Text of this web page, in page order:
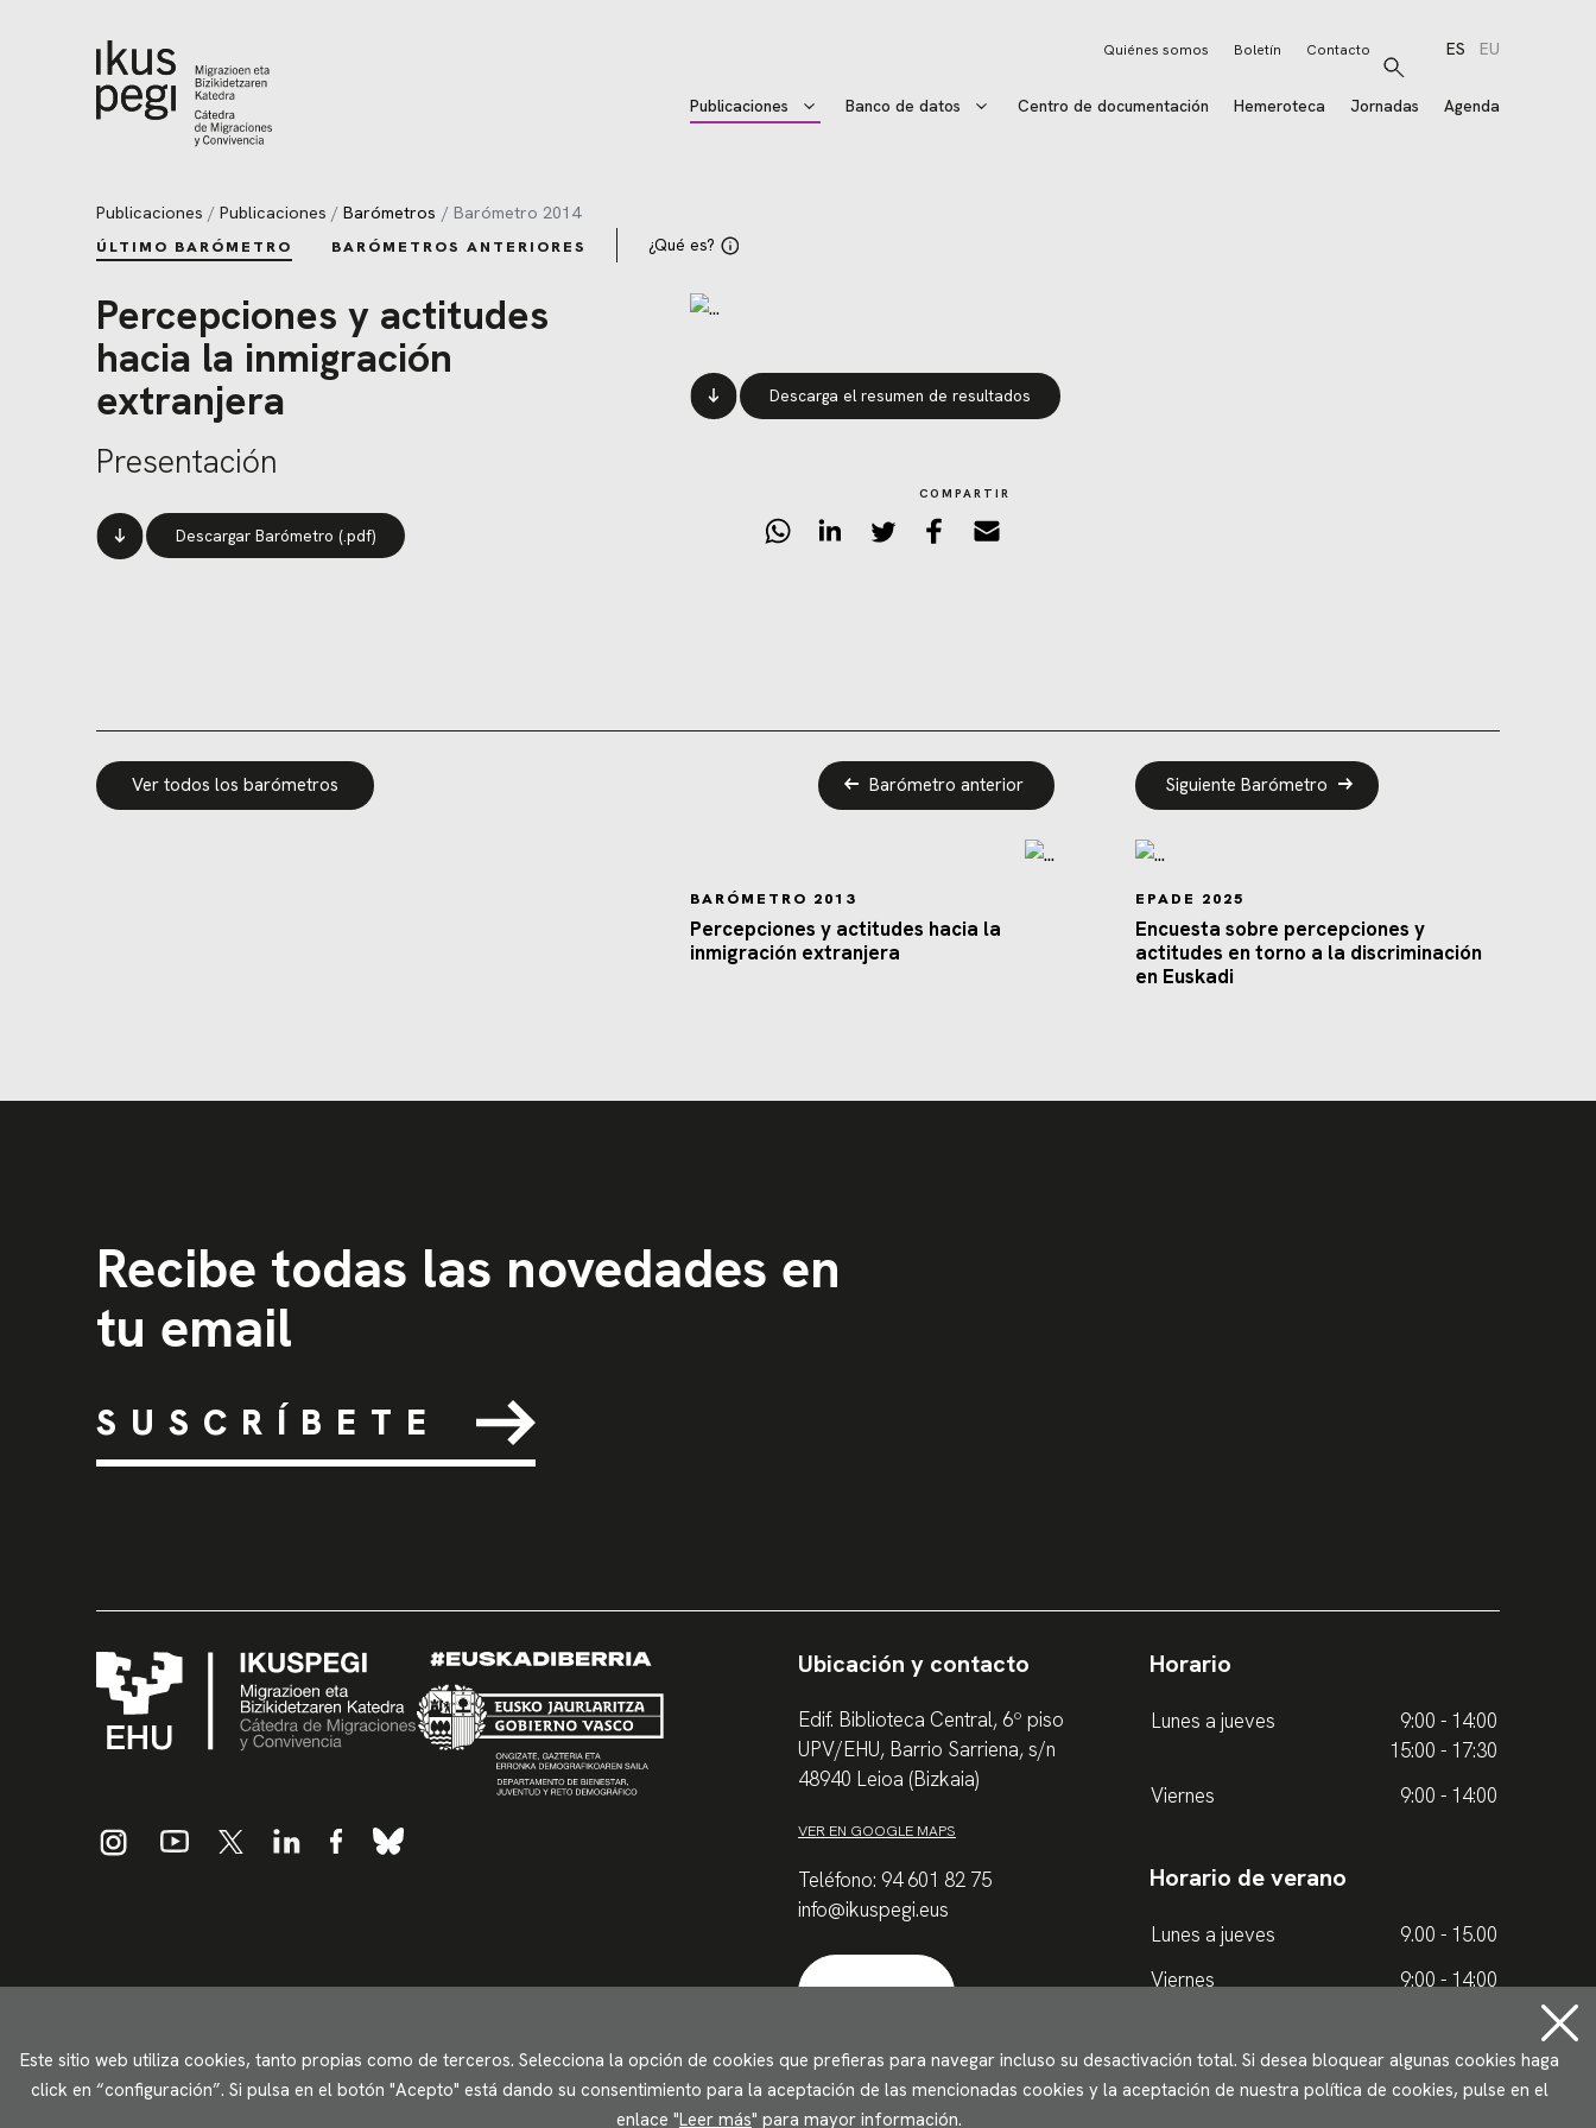
Ir directamente al contenido
Buscar
ES EU
Publicaciones Banco de datos Centro de documentación Hemeroteca Jornadas Agenda
Quiénes somos Boletín Contacto
Publicaciones Publicaciones Barómetros Barómetro 2014
ÚLTIMO BARÓMETRO BARÓMETROS ANTERIORES ¿Qué es?
Percepciones y actitudes
hacia la inmigración
extranjera
Presentación
Descargar Barómetro (.pdf)
Descarga el resumen de resultados
COMPARTIR
Barómetro anterior
BARÓMETRO 2013
Percepciones y actitudes hacia la
inmigración extranjera
Siguiente Barómetro
EPADE 2025
Encuesta sobre percepciones y
actitudes en torno a la discriminación
en Euskadi
Ver todos los barómetros
Recibe todas las novedades en
tu email
SUSCRÍBETE
Ubicación y contacto
Edif. Biblioteca Central, 6º piso
UPV/EHU, Barrio Sarriena, s/n
48940 Leioa (Bizkaia)
VER EN GOOGLE MAPS
Teléfono: 94 601 82 75
info@ikuspegi.eus
Contactar
Horario
Lunes a jueves
9:00 - 14:00
15:00 - 17:30
Viernes
9:00 - 14:00
Horario de verano
Lunes a jueves
9.00 - 15.00
Viernes
9:00 - 14:00
Este sitio web utiliza cookies, tanto propias como de terceros. Selecciona la opción de cookies que prefieras para navegar incluso su desactivación total. Si desea bloquear algunas cookies haga
click en “configuración”. Si pulsa en el botón "Acepto" está dando su consentimiento para la aceptación de las mencionadas cookies y la aceptación de nuestra política de cookies, pulse en el
enlace "Leer más" para mayor información.